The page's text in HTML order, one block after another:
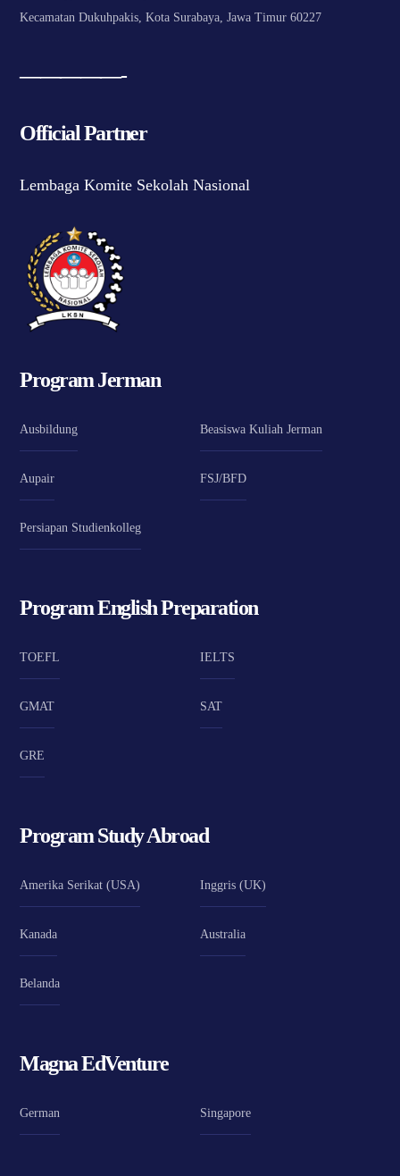
Kecamatan Dukuhpakis, Kota Surabaya, Jawa Timur 60227
—————-
Official Partner
Lembaga Komite Sekolah Nasional
Program Jerman
Ausbildung Beasiswa Kuliah Jerman
Aupair FSJ/BFD
Persiapan Studienkolleg
Program English Preparation
TOEFL IELTS
GMAT SAT
GRE
Program Study Abroad
Amerika Serikat (USA) Inggris (UK)
Kanada Australia
Belanda
Magna EdVenture
German Singapore